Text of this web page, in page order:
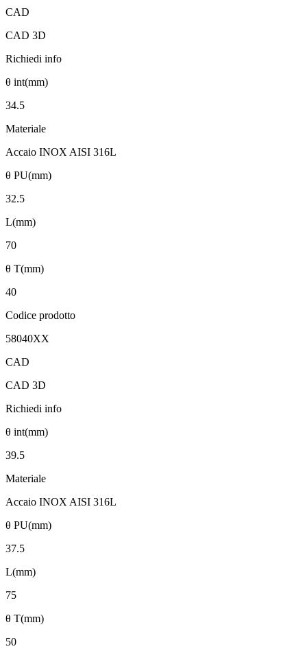
CAD
CAD 3D
Richiedi info
θ int(mm)
34.5
Materiale
Accaio INOX AISI 316L
θ PU(mm)
32.5
L(mm)
70
θ T(mm)
40
Codice prodotto
58040XX
CAD
CAD 3D
Richiedi info
θ int(mm)
39.5
Materiale
Accaio INOX AISI 316L
θ PU(mm)
37.5
L(mm)
75
θ T(mm)
50